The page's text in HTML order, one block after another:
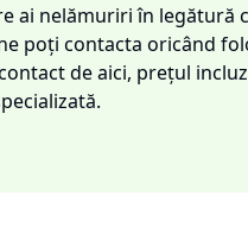
ai nelămuriri în legătură
poți contacta oricând
de aici, prețul